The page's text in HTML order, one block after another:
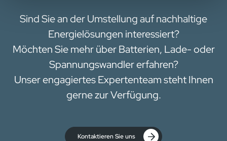
Sind Sie an der Umstellung auf nachhaltige
Energielösungen interessiert?
Möchten Sie mehr über Batterien, Lade- oder
Spannungswandler erfahren?
Unser engagiertes Expertenteam steht Ihnen
gerne zur Verfügung.
Kontaktieren Sie uns